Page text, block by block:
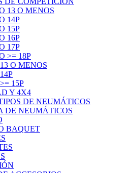
13 O MENOS
14P
15P
16P
17P
>= 18P
O MENOS
15P
Y 4X4
DE NEUMÁTICOS
DE NEUMÁTICOS
BAQUET